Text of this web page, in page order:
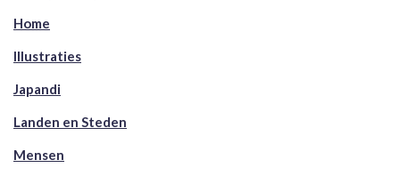
Home
Illustraties
Japandi
Landen en Steden
Mensen